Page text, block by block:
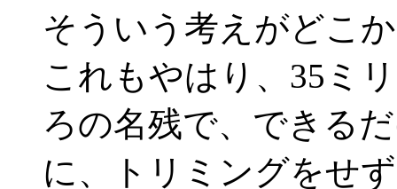
そういう考えがどこ
これもやはり、35ミ
ろの名残で、できる
に、トリミングをせ